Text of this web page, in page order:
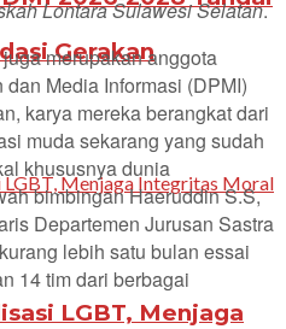
Gerakan
LGBT, Menjaga
Lontara Sulawesi Selatan.
merupakan anggota
Media Informasi (DPMI)
karya mereka berangkat dari
muda sekarang yang sudah
khususnya dunia
bimbingan Haeruddin S.S,
Departemen Jurusan Sastra
lebih satu bulan essai
14 tim dari berbagai